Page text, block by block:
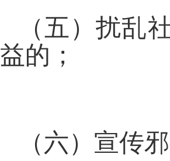
（五）扰乱
益的；
（六）宣传